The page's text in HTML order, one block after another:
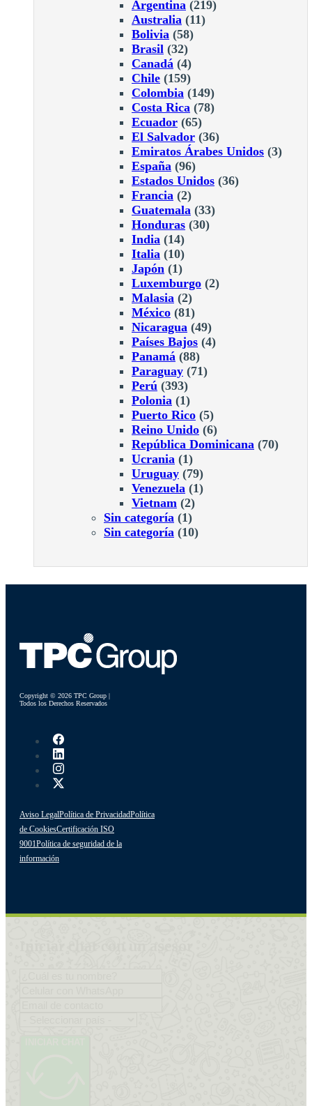
Argentina (219)
Australia (11)
Bolivia (58)
Brasil (32)
Canadá (4)
Chile (159)
Colombia (149)
Costa Rica (78)
Ecuador (65)
El Salvador (36)
Emiratos Árabes Unidos (3)
España (96)
Estados Unidos (36)
Francia (2)
Guatemala (33)
Honduras (30)
India (14)
Italia (10)
Japón (1)
Luxemburgo (2)
Malasia (2)
México (81)
Nicaragua (49)
Países Bajos (4)
Panamá (88)
Paraguay (71)
Perú (393)
Polonia (1)
Puerto Rico (5)
Reino Unido (6)
República Dominicana (70)
Ucrania (1)
Uruguay (79)
Venezuela (1)
Vietnam (2)
Sin categoría (1)
Sin categoría (10)
Copyright © 2026 TPC Group |
Todos los Derechos Reservados
Aviso LegalPolítica de PrivacidadPolítica
de CookiesCertificación ISO
9001Política de seguridad de la
información